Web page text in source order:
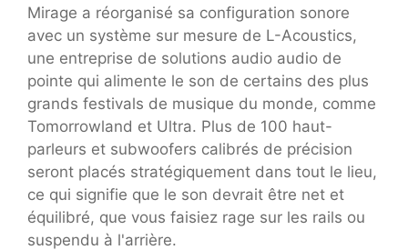
Mirage a réorganisé sa configuration sonore
avec un système sur mesure de L-Acoustics,
une entreprise de solutions audio audio de
pointe qui alimente le son de certains des plus
grands festivals de musique du monde, comme
Tomorrowland et Ultra. Plus de 100 haut-
parleurs et subwoofers calibrés de précision
seront placés stratégiquement dans tout le lieu,
ce qui signifie que le son devrait être net et
équilibré, que vous faisiez rage sur les rails ou
suspendu à l'arrière.